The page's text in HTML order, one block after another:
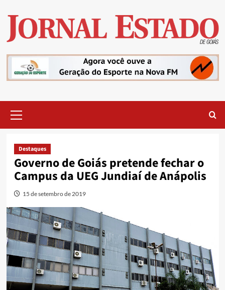
content
Menu
Destaques
Governo de Goiás pretende fechar o
Campus da UEG Jundiaí de Anápolis
15 de setembro de 2019